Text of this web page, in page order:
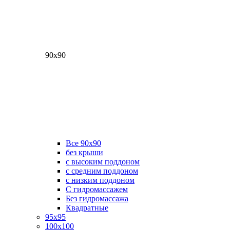
90х90
Все 90х90
без крыши
с высоким поддоном
с средним поддоном
с низким поддоном
С гидромассажем
Без гидромассажа
Квадратные
95х95
100х100